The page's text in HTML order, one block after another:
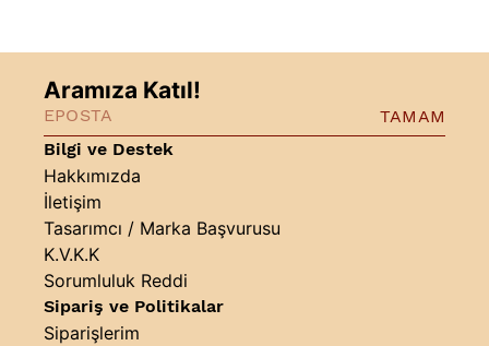
Bilgi ve Destek
Hakkımızda
İletişim
Tasarımcı / Marka Başvurusu
K.V.K.K
Sorumluluk Reddi
Sipariş ve Politikalar
Siparişlerim
Aramıza Katıl!
TAMAM